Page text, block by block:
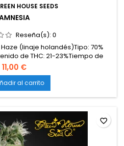
HOUSE SEEDS
Reseña(s): 0
(linaje holandés)Tipo: 70%
de THC: 21-23%Tiempo de
en interiorProducción en
en exterior: 700-1000
en interior; hasta 250 cm en
Especiados, inciensados y
con...
11,00 €
al carrito
favorite_border